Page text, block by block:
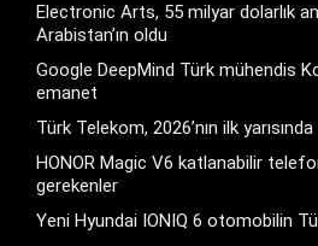
Electronic Arts, 55 milyar dolarlık
Arabistan’ın oldu
Google DeepMind Türk mühendis
emanet
Türk Telekom, 2026’nın ilk
HONOR Magic V6 katlanabilir
gerekenler
Yeni Hyundai IONIQ 6 otomobilin